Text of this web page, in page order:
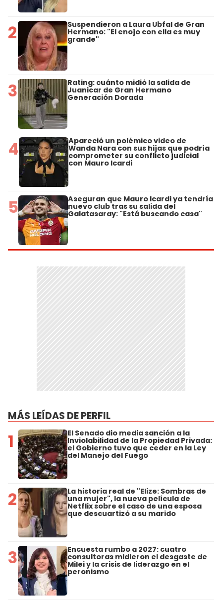
2 Suspendieron a Laura Ubfal de Gran
Hermano: "El enojo con ella es muy
grande"
3 Rating: cuánto midió la salida de
Juanicar de Gran Hermano
Generación Dorada
4 Apareció un polémico video de
Wanda Nara con sus hijas que podría
comprometer su conflicto judicial
con Mauro Icardi
5 Aseguran que Mauro Icardi ya tendría
nuevo club tras su salida del
Galatasaray: "Está buscando casa"
MÁS LEÍDAS DE PERFIL
1 El Senado dio media sanción a la
Inviolabilidad de la Propiedad Privada:
el Gobierno tuvo que ceder en la Ley
del Manejo del Fuego
2 La historia real de "Elize: Sombras de
una mujer", la nueva película de
Netflix sobre el caso de una esposa
que descuartizó a su marido
3 Encuesta rumbo a 2027: cuatro
consultoras midieron el desgaste de
Milei y la crisis de liderazgo en el
peronismo